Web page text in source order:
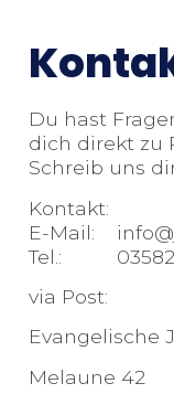
Du hast
dich direkt zu
Schreib uns
Kontakt:
E-Mail:
Tel.:
via Post:
Evangelische
Melaune 42